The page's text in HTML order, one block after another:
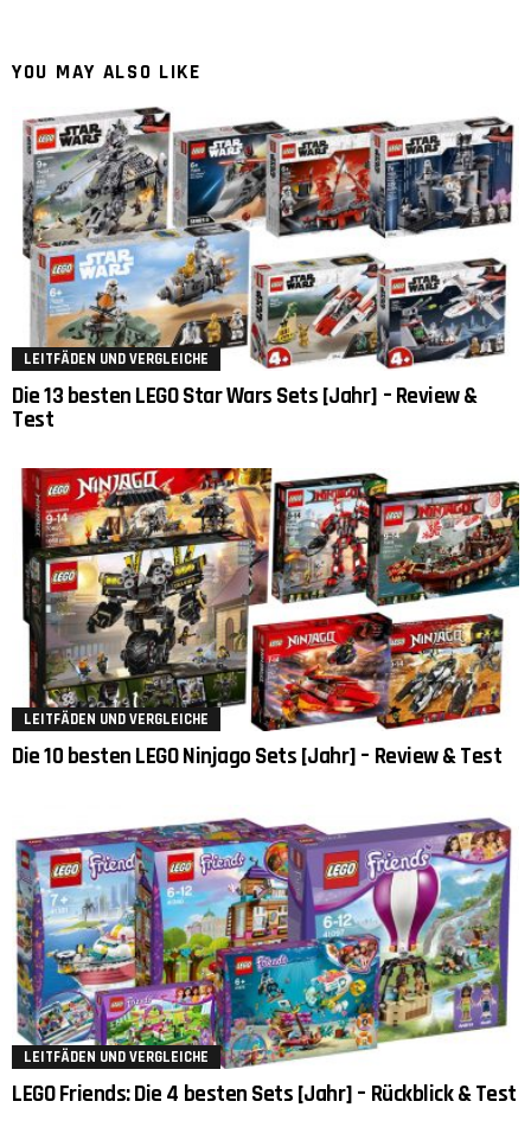
YOU MAY ALSO LIKE
LEITFÄDEN UND VERGLEICHE
Die 13 besten LEGO Star Wars Sets [Jahr] – Review &
Test
LEITFÄDEN UND VERGLEICHE
Die 10 besten LEGO Ninjago Sets [Jahr] – Review & Test
LEITFÄDEN UND VERGLEICHE
LEGO Friends: Die 4 besten Sets [Jahr] – Rückblick & Test